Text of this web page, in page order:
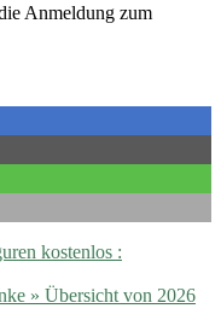
Anmeldung zum
kostenlos :
» Übersicht von 2026